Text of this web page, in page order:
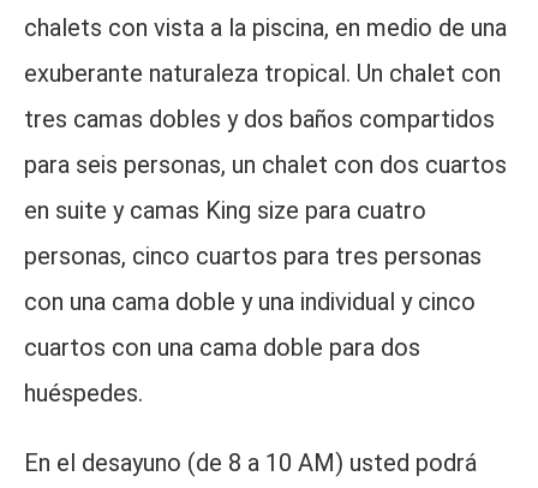
chalets con vista a la piscina, en medio de una
exuberante naturaleza tropical. Un chalet con
tres camas dobles y dos baños compartidos
para seis personas, un chalet con dos cuartos
en suite y camas King size para cuatro
personas, cinco cuartos para tres personas
con una cama doble y una individual y cinco
cuartos con una cama doble para dos
huéspedes.
En el desayuno (de 8 a 10 AM) usted podrá